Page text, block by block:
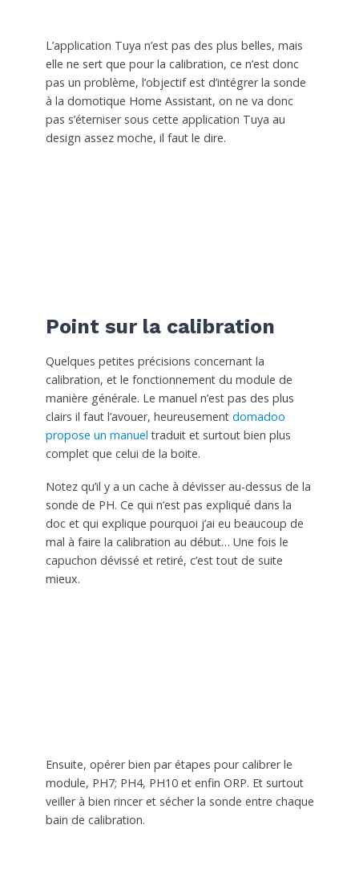
L’application Tuya n’est pas des plus belles, mais
elle ne sert que pour la calibration, ce n’est donc
pas un problème, l’objectif est d’intégrer la sonde
à la domotique Home Assistant, on ne va donc
pas s’éterniser sous cette application Tuya au
design assez moche, il faut le dire.
Point sur la calibration
Quelques petites précisions concernant la
calibration, et le fonctionnement du module de
manière générale. Le manuel n’est pas des plus
clairs il faut l’avouer, heureusement domadoo
propose un manuel traduit et surtout bien plus
complet que celui de la boite.
Notez qu’il y a un cache à dévisser au-dessus de la
sonde de PH. Ce qui n’est pas expliqué dans la
doc et qui explique pourquoi j’ai eu beaucoup de
mal à faire la calibration au début… Une fois le
capuchon dévissé et retiré, c’est tout de suite
mieux.
Ensuite, opérer bien par étapes pour calibrer le
module, PH7; PH4, PH10 et enfin ORP. Et surtout
veiller à bien rincer et sécher la sonde entre chaque
bain de calibration.